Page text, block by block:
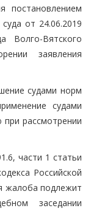
постановлением
от 24.06.2019
Волго-Вятского
заявления
судами норм
судами
рассмотрении
части 1 статьи
Российской
жалоба подлежит
заседании